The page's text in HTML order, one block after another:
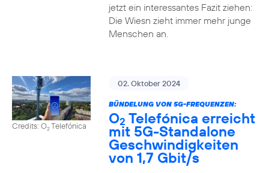
jetzt ein interessantes Fazit ziehen:
Die Wiesn zieht immer mehr junge
Menschen an.
Credits: O2Telefónica
02. Oktober 2024
BÜNDELUNG VON 5G-FREQUENZEN:
O2 Telefónica erreicht
mit 5G-Standalone
Geschwindigkeiten
von 1,7 Gbit/s